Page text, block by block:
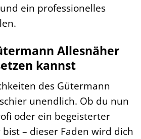
ein professionelles
Allesnäher
kannst
des Gütermann
unendlich. Ob du nun
oder ein begeisterter
– dieser Faden wird dich